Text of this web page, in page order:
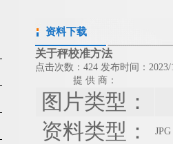
资料下载
关于秤校准方法
点击次数：424 发布时间：2023/
提 供 商：
图片类型：
资料类型：
JPG